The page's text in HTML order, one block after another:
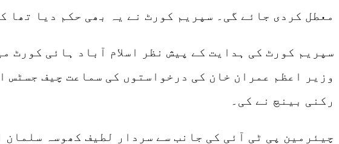
معطل کردی جائے گی۔ سپریم کورٹ نے یہ بھی حکم دیا تھا کہ ہائی
سپریم کورٹ کی ہدایت کے پیش نظر اسلام آباد ہائی
رکنی بینچ نے کی۔
چیئرمین پی ٹی آئی کی جانب سے سردار لطیف کھوسہ